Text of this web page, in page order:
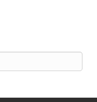
で共有してまいりま
でも安心して商品を
るよう、より正確な状